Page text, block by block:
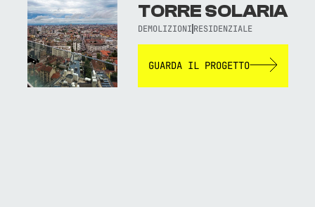
TORRE SOLARIA
DEMOLIZIONI RESIDENZIALE
GUARDA IL PROGETTO